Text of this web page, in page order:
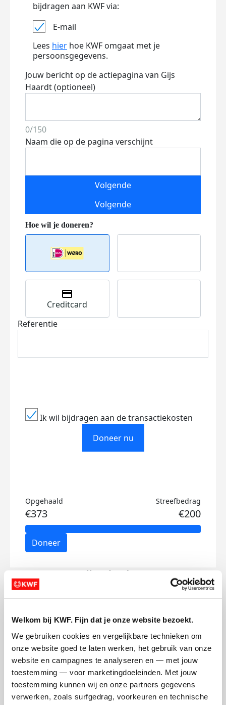
Welkom bij KWF. Fijn dat je onze website bezoekt.
We gebruiken cookies en vergelijkbare technieken om
onze website goed te laten werken, het gebruik van onze
website en campagnes te analyseren en — met jouw
toestemming — voor marketingdoeleinden. Met jouw
toestemming kunnen wij en onze partners gegevens
verwerken, zoals surfgedrag, voorkeuren en technische
bijdragen aan KWF via:
E-mail
Lees hier hoe KWF omgaat met je
persoonsgegevens.
Jouw bericht op de actiepagina van Gijs
Haardt (optioneel)
0/150
Naam die op de pagina verschijnt
Volgende
Volgende
Creditcard
Referentie
Ik wil bijdragen aan de transactiekosten
Doneer nu
Opgehaald
€373
Streefbedrag
€200
Doneer
Gijs's badges